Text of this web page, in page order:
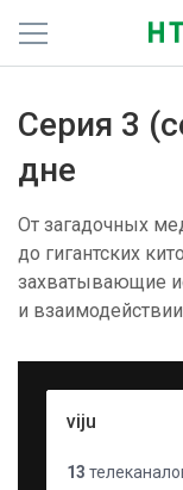
Фильмы и сериалы
Подписки
Радио
О сайте
Серия 3
дне
От загадочных
до гигантских
захватывающие
и
viju
13